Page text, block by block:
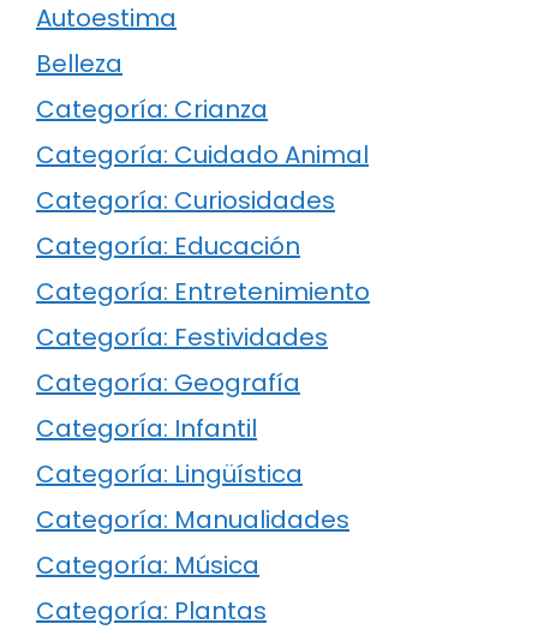
Autoestima
Belleza
Categoría: Crianza
Categoría: Cuidado Animal
Categoría: Curiosidades
Categoría: Educación
Categoría: Entretenimiento
Categoría: Festividades
Categoría: Geografía
Categoría: Infantil
Categoría: Lingüística
Categoría: Manualidades
Categoría: Música
Categoría: Plantas